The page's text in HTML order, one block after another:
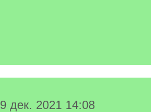
9 дек. 2021 14:08